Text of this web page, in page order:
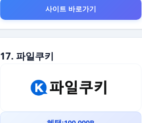
사이트 바로가기
17. 파일쿠키